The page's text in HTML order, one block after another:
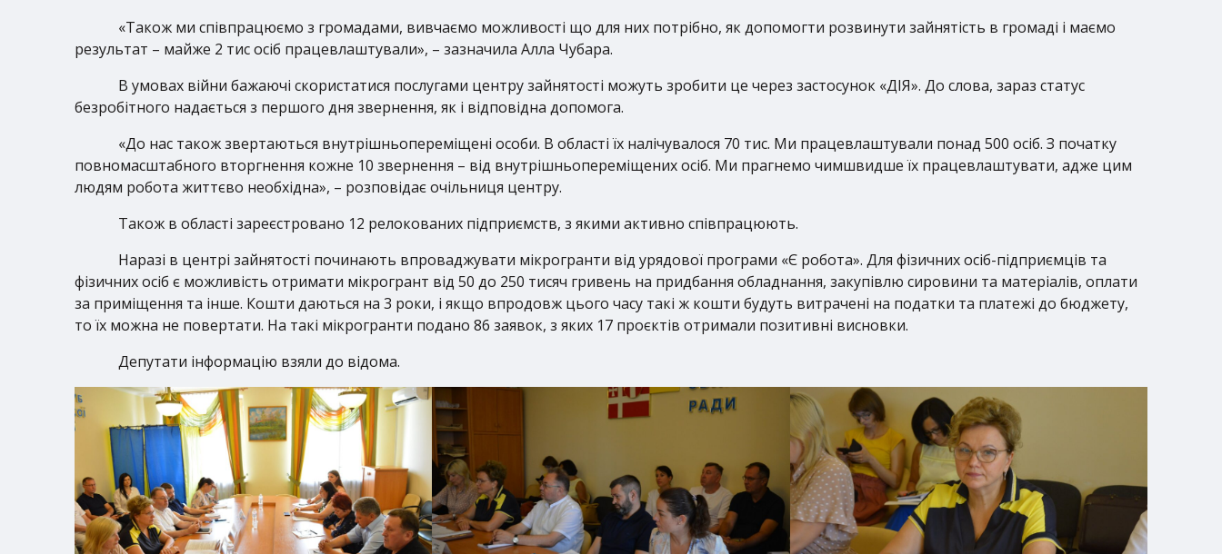
«Також ми співпрацюємо з громадами, вивчаємо можливості що для них потрібно, як допомогти розвинути зайнятість в громаді і маємо
результат – майже 2 тис осіб працевлаштували», – зазначила Алла Чубара.
В умовах війни бажаючі скористатися послугами центру зайнятості можуть зробити це через застосунок «ДІЯ». До слова, зараз статус
безробітного надається з першого дня звернення, як і відповідна допомога.
«До нас також звертаються внутрішньопереміщені особи. В області їх налічувалося 70 тис. Ми працевлаштували понад 500 осіб. З початку
повномасштабного вторгнення кожне 10 звернення – від внутрішньопереміщених осіб. Ми прагнемо чимшвидше їх працевлаштувати, адже цим
людям робота життєво необхідна», – розповідає очільниця центру.
Також в області зареєстровано 12 релокованих підприємств, з якими активно співпрацюють.
Наразі в центрі зайнятості починають впроваджувати мікрогранти від урядової програми «Є робота». Для фізичних осіб-підприємців та
фізичних осіб є можливість отримати мікрогрант від 50 до 250 тисяч гривень на придбання обладнання, закупівлю сировини та матеріалів, оплати
за приміщення та інше. Кошти даються на 3 роки, і якщо впродовж цього часу такі ж кошти будуть витрачені на податки та платежі до бюджету,
то їх можна не повертати. На такі мікрогранти подано 86 заявок, з яких 17 проєктів отримали позитивні висновки.
Депутати інформацію взяли до відома.